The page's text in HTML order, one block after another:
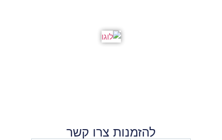
להזמנות צרו קשר